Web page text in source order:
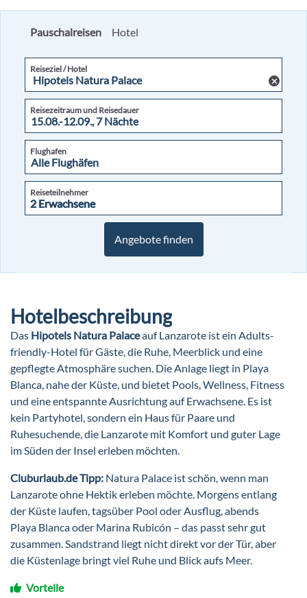
Pauschalreisen Hotel
Reiseziel / Hotel
Reisezeitraum und Reisedauer
Flughafen
Reiseteilnehmer
2 Erwachsene
2 Erwachsene
Angebote finden
Hotelbeschreibung
Das Hipotels Natura Palaceauf Lanzarote ist ein Adults-
friendly-Hotel für Gäste, die Ruhe, Meerblick und eine
gepflegte Atmosphäre suchen. Die Anlage liegt in Playa
Blanca, nahe der Küste, und bietet Pools, Wellness, Fitness
und eine entspannte Ausrichtung auf Erwachsene. Es ist
kein Partyhotel, sondern ein Haus für Paare und
Ruhesuchende, die Lanzarote mit Komfort und guter Lage
im Süden der Insel erleben möchten.
Cluburlaub.de Tipp: Natura Palace ist schön, wenn man
Lanzarote ohne Hektik erleben möchte. Morgens entlang
der Küste laufen, tagsüber Pool oder Ausflug, abends
Playa Blanca oder Marina Rubicón – das passt sehr gut
zusammen. Sandstrand liegt nicht direkt vor der Tür, aber
die Küstenlage bringt viel Ruhe und Blick aufs Meer.
Vorteile